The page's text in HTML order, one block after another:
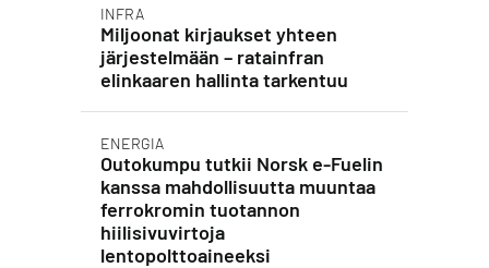
INFRA
Miljoonat kirjaukset yhteen
järjestelmään – ratainfran
elinkaaren hallinta tarkentuu
ENERGIA
Outokumpu tutkii Norsk e-Fuelin
kanssa mahdollisuutta muuntaa
ferrokromin tuotannon
hiilisivuvirtoja
lentopolttoaineeksi